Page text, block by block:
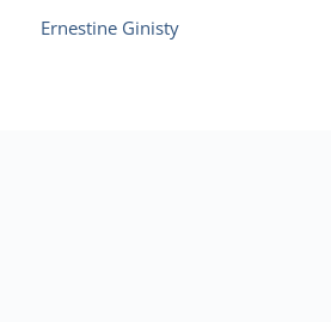
Ernestine Ginisty